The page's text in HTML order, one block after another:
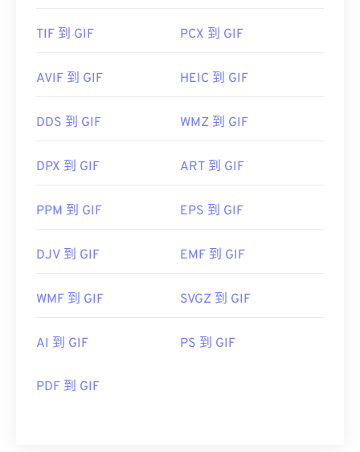
TIF 到 GIF PCX 到 GIF
AVIF 到 GIF HEIC 到 GIF
DDS 到 GIF WMZ 到 GIF
DPX 到 GIF ART 到 GIF
PPM 到 GIF EPS 到 GIF
DJV 到 GIF EMF 到 GIF
WMF 到 GIF SVGZ 到 GIF
AI 到 GIF PS 到 GIF
PDF 到 GIF